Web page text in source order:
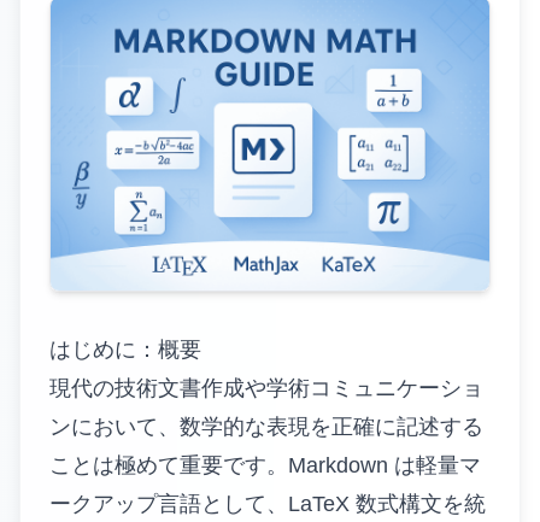
Markdownビューワー
Markdownポスター
外部ツール
計算機
🗜️圧縮ツール
はじめに：概要
現代の技術文書作成や学術コミュニケーショ
ンにおいて、数学的な表現を正確に記述する
ことは極めて重要です。Markdown は軽量マ
ークアップ言語として、LaTeX 数式構文を統